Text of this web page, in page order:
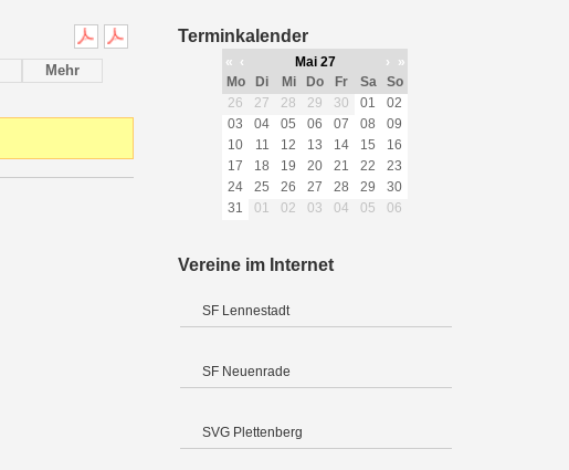
Mehr
Terminkalender
« ‹ Mai 27 ›
»
Mo
Di Mi Do Fr Sa
So
26
27 28 29 30 01
02
03
04 05 06 07 08
09
10
11 12 13 14 15
16
17
18 19 20 21 22
23
24
25 26 27 28 29
30
31
01 02 03 04 05 06
Vereine im Internet
SF Lennestadt
SF Neuenrade
SVG Plettenberg